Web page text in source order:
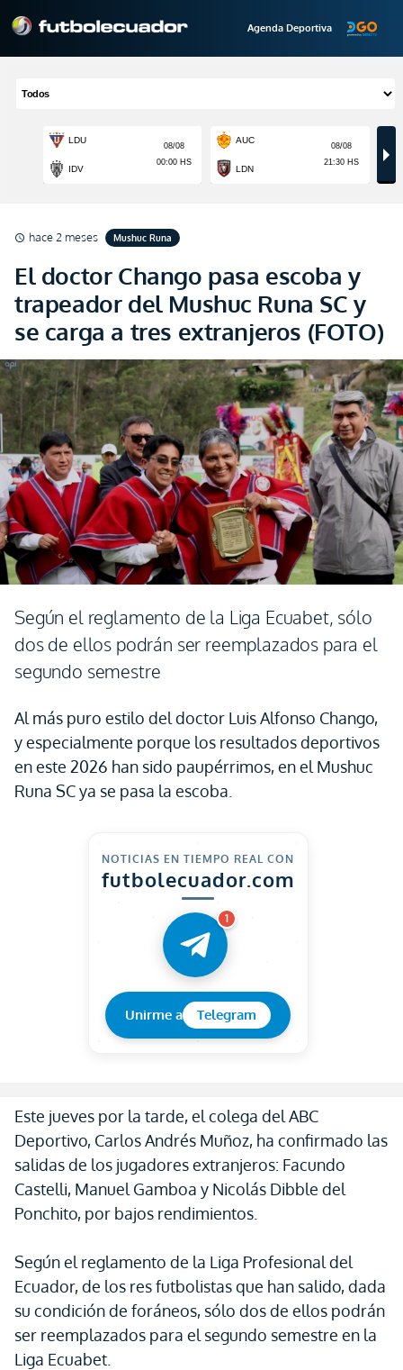
Agenda Deportiva
schedule hace 2 meses Mushuc Runa
El doctor Chango pasa escoba y
trapeador del Mushuc Runa SC y
se carga a tres extranjeros (FOTO)
Según el reglamento de la Liga Ecuabet, sólo
dos de ellos podrán ser reemplazados para el
segundo semestre
Al más puro estilo del doctor Luis Alfonso Chango,
y especialmente porque los resultados deportivos
en este 2026 han sido paupérrimos, en el Mushuc
Runa SC ya se pasa la escoba.
NOTICIAS EN TIEMPO REAL CON
futbolecuador.com
1
Unirme a Telegram
Este jueves por la tarde, el colega del ABC
Deportivo, Carlos Andrés Muñoz, ha confirmado las
salidas de los jugadores extranjeros: Facundo
Castelli, Manuel Gamboa y Nicolás Dibble del
Ponchito, por bajos rendimientos.
Según el reglamento de la Liga Profesional del
Ecuador, de los res futbolistas que han salido, dada
su condición de foráneos, sólo dos de ellos podrán
ser reemplazados para el segundo semestre en la
Liga Ecuabet.